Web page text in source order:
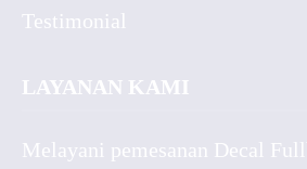
Testimonial
LAYANAN KAMI
Melayani pemesanan Decal